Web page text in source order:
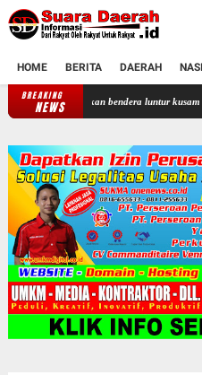
HOME BERITA DAERAH
BREAKING
NEWS
Tertibkan bendera luntur kusam dan